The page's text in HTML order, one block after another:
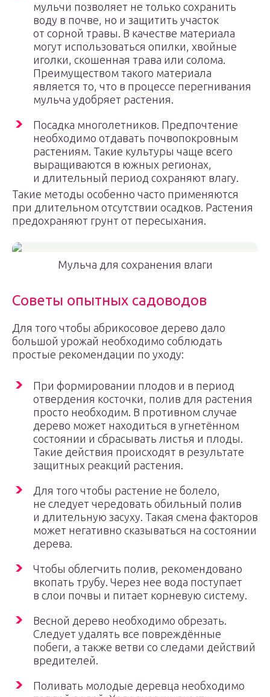
мульчи позволяет не только сохранить
воду в почве, но и защитить участок
от сорной травы. В качестве материала
могут использоваться опилки, хвойные
иголки, скошенная трава или солома.
Преимуществом такого материала
является то, что в процессе перегнивания
мульча удобряет растения.
Посадка многолетников. Предпочтение
необходимо отдавать почвопокровным
растениям. Такие культуры чаще всего
выращиваются в южных регионах,
и длительный период сохраняют влагу.
Такие методы особенно часто применяются
при длительном отсутствии осадков. Растения
предохраняют грунт от пересыхания.
Мульча для сохранения влаги
Советы опытных садоводов
Для того чтобы абрикосовое дерево дало
большой урожай необходимо соблюдать
простые рекомендации по уходу:
При формировании плодов и в период
отвердения косточки, полив для растения
просто необходим. В противном случае
дерево может находиться в угнетённом
состоянии и сбрасывать листья и плоды.
Такие действия происходят в результате
защитных реакций растения.
Для того чтобы растение не болело,
не следует чередовать обильный полив
и длительную засуху. Такая смена факторов
может негативно сказываться на состоянии
дерева.
Чтобы облегчить полив, рекомендовано
вкопать трубу. Через нее вода поступает
в слои почвы и питает корневую систему.
Весной дерево необходимо обрезать.
Следует удалять все повреждённые
побеги, а также ветви со следами действий
вредителей.
Поливать молодые деревца необходимо